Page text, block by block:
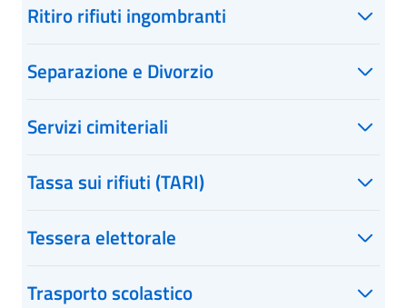
Ritiro rifiuti ingombranti
Separazione e Divorzio
Servizi cimiteriali
Tassa sui rifiuti (TARI)
Tessera elettorale
Trasporto scolastico